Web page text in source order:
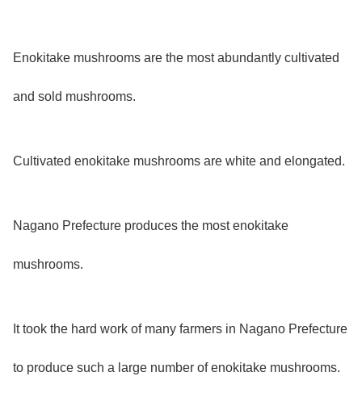
Enokitake mushrooms are the most abundantly cultivated
and sold mushrooms.
Cultivated enokitake mushrooms are white and elongated.
Nagano Prefecture produces the most enokitake
mushrooms.
It took the hard work of many farmers in Nagano Prefecture
to produce such a large number of enokitake mushrooms.